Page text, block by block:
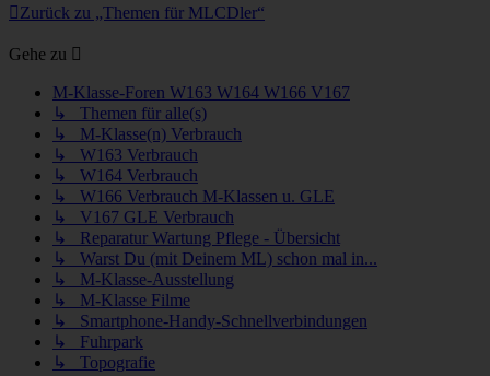
Zurück zu „Themen für MLCDler“
Gehe zu
M-Klasse-Foren W163 W164 W166 V167
↳ Themen für alle(s)
↳ M-Klasse(n) Verbrauch
↳ W163 Verbrauch
↳ W164 Verbrauch
↳ W166 Verbrauch M-Klassen u. GLE
↳ V167 GLE Verbrauch
↳ Reparatur Wartung Pflege - Übersicht
↳ Warst Du (mit Deinem ML) schon mal in...
↳ M-Klasse-Ausstellung
↳ M-Klasse Filme
↳ Smartphone-Handy-Schnellverbindungen
↳ Fuhrpark
↳ Topografie